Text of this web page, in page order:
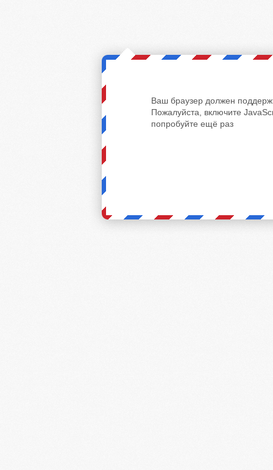
Ваш браузер должен
Пожалуйста, включите
попробуйте ещё раз